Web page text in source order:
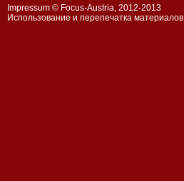
Impressum © Focus-Austria, 2012-2013
Использование и перепечатка материалов